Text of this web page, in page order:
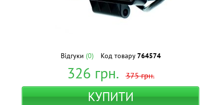
Відгуки (0) Код товару764574
326 грн. 375грн.
КУПИТИ